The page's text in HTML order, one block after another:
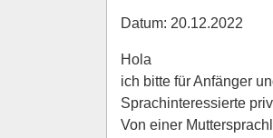
Datum: 20.12.2022
Hola
ich bitte für Anfänger
Sprachinteressierte
Von einer